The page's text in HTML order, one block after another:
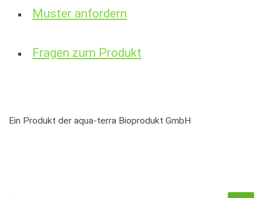
Muster anfordern
Fragen zum Produkt
Ein Produkt der aqua-terra Bioprodukt GmbH